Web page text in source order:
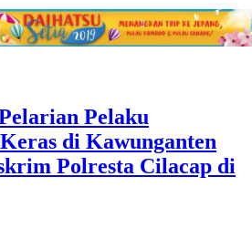
Pelaku
di Kawunganten
Polresta Cilacap di